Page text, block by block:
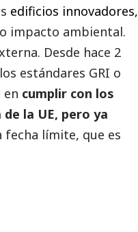
edificios innovadores,
impacto ambiental.
Desde hace 2
estándares GRI o
en cumplir con los
la UE, pero ya
fecha límite, que es